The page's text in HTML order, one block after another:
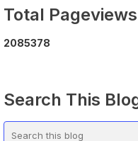
Total Pageviews
2085378
Search This